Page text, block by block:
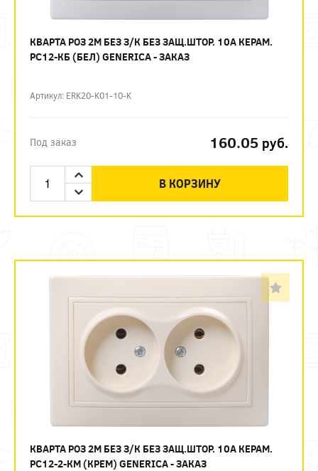
КВАРТА РОЗ 2М БЕЗ З/К БЕЗ ЗАЩ.ШТОР. 10А КЕРАМ.
РС12-КБ (БЕЛ) GENERICA - ЗАКАЗ
Артикул: ERK20-K01-10-K
Под заказ 160.05 руб.
В КОРЗИНУ
КВАРТА РОЗ 2М БЕЗ З/К БЕЗ ЗАЩ.ШТОР. 10А КЕРАМ.
РС12-2-КМ (КРЕМ) GENERICA - ЗАКАЗ